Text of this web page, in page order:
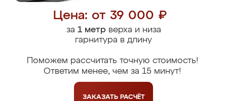
Цена: от 39 000 ₽
за 1 метрверха и низа
гарнитура в длину
Поможем рассчитать точную стоимость!
Ответим менее, чем за 15 минут!
ЗАКАЗАТЬ РАСЧЁТ